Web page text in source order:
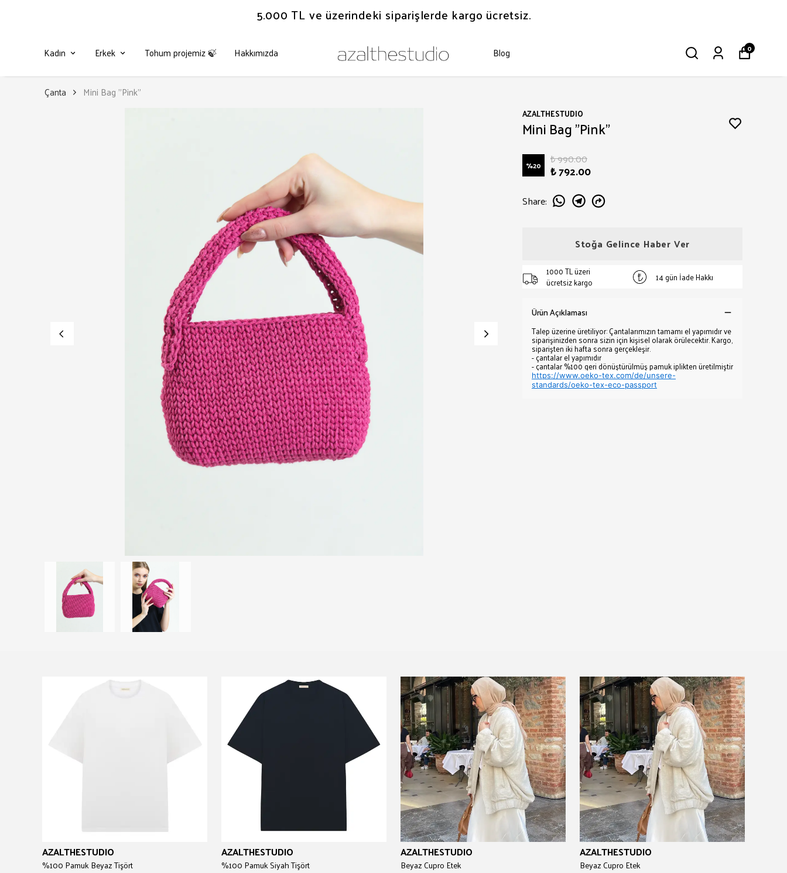
5.000 TL ve üzerindeki siparişlerde kargo ücretsiz.
Kadın Erkek Tohum projemiz 🍃 Hakkımızda Blog 0
Çanta Mini Bag "Pink"
AZALTHESTUDIO
Mini Bag "Pink"
%20 ₺ 990.00
₺ 792.00
Share:
Stoğa Gelince Haber Ver
1000 TL üzeri
ücretsiz kargo
14 gün İade Hakkı
Ürün Açıklaması
Talep üzerine üretiliyor: Çantalarımızın tamamı el yapımıdır ve
siparişinizden sonra sizin için kişisel olarak örülecektir. Kargo,
siparişten iki hafta sonra gerçekleşir.
- çantalar el yapımıdır
- çantalar %100 geri dönüştürülmüş pamuk iplikten üretilmiştir
https://www.oeko-tex.com/de/unsere-
standards/oeko-tex-eco-passport
AZALTHESTUDIO
%100 Pamuk Beyaz Tişört
AZALTHESTUDIO
%100 Pamuk Siyah Tişört
AZALTHESTUDIO
Beyaz Cupro Etek
AZALTHESTUDIO
Beyaz Cupro Etek